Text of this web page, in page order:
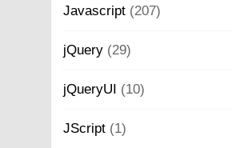
Javascript (207)
jQuery (29)
jQueryUI (10)
JScript (1)